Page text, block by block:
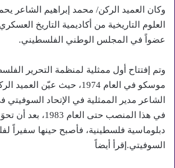
وكان العميد الركن/ محمد إبراهيم الشاعر
العلوم التاريخية من أكاديمية التاريخ
عضواً في المجلس الوطني الفلسطيني.
وتم إفتتاح أول ممثلية لمنظمة التحرير
موسكو في العام 1974، حيث عيّن
في هذا المنصب حتى
دبلوماسية فلسطينية، فأصبح حينها سفيراً
السوفيتي.إقرأ أيضاً